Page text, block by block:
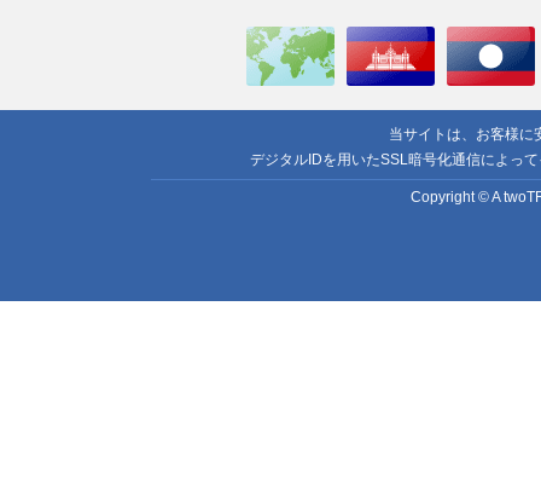
当サイトは、お客様に
デジタルIDを用いたSSL暗号化通信によっ
Copyright © A